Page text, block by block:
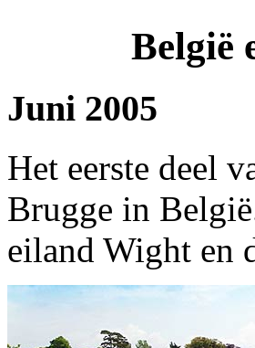
België
Juni 2005
Het eerste deel
Brugge in
eiland Wight en